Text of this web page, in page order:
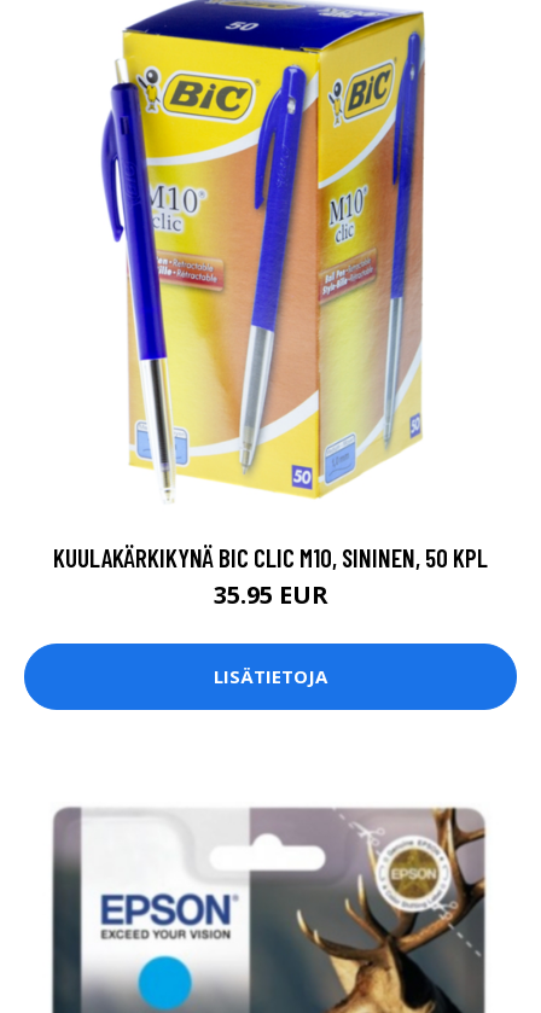
KUULAKÄRKIKYNÄ BIC CLIC M10, SININEN, 50 KPL
35.95 EUR
LISÄTIETOJA